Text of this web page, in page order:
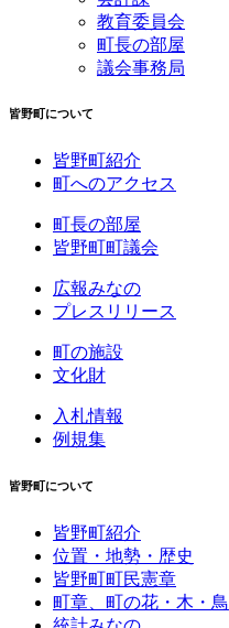
教育委員会
町長の部屋
議会事務局
皆野町について
皆野町紹介
町へのアクセス
町長の部屋
皆野町町議会
広報みなの
プレスリリース
町の施設
文化財
入札情報
例規集
皆野町について
皆野町紹介
位置・地勢・歴史
皆野町町民憲章
町章、町の花・木・鳥